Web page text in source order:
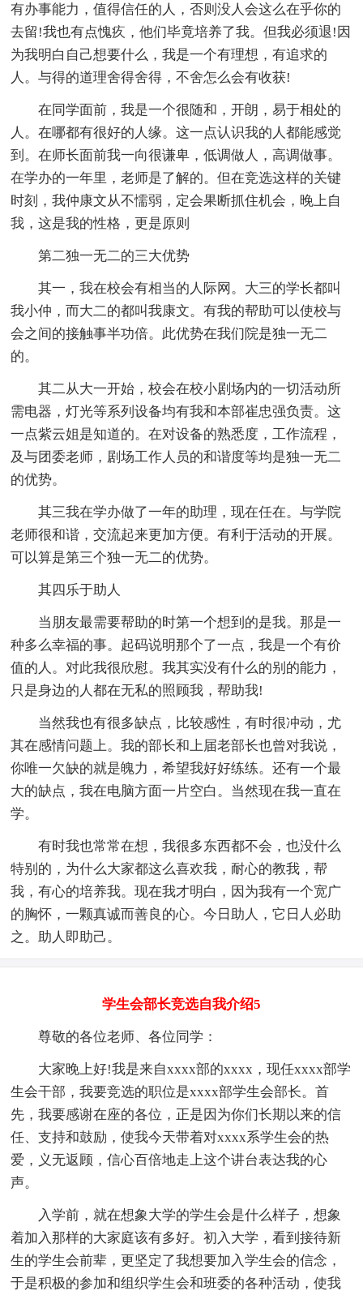
有办事能力，值得信任的人，否则没人会这么在乎你的
去留!我也有点愧疚，他们毕竟培养了我。但我必须退!因
为我明白自己想要什么，我是一个有理想，有追求的
人。与得的道理舍得舍得，不舍怎么会有收获!
在同学面前，我是一个很随和，开朗，易于相处的
人。在哪都有很好的人缘。这一点认识我的人都能感觉
到。在师长面前我一向很谦卑，低调做人，高调做事。
在学办的一年里，老师是了解的。但在竞选这样的关键
时刻，我仲康文从不懦弱，定会果断抓住机会，晚上自
我，这是我的性格，更是原则
第二独一无二的三大优势
其一，我在校会有相当的人际网。大三的学长都叫
我小仲，而大二的都叫我康文。有我的帮助可以使校与
会之间的接触事半功倍。此优势在我们院是独一无二
的。
其二从大一开始，校会在校小剧场内的一切活动所
需电器，灯光等系列设备均有我和本部崔忠强负责。这
一点紫云姐是知道的。在对设备的熟悉度，工作流程，
及与团委老师，剧场工作人员的和谐度等均是独一无二
的优势。
其三我在学办做了一年的助理，现在任在。与学院
老师很和谐，交流起来更加方便。有利于活动的开展。
可以算是第三个独一无二的优势。
其四乐于助人
当朋友最需要帮助的时第一个想到的是我。那是一
种多么幸福的事。起码说明那个了一点，我是一个有价
值的人。对此我很欣慰。我其实没有什么的别的能力，
只是身边的人都在无私的照顾我，帮助我!
当然我也有很多缺点，比较感性，有时很冲动，尤
其在感情问题上。我的部长和上届老部长也曾对我说，
你唯一欠缺的就是魄力，希望我好好练练。还有一个最
大的缺点，我在电脑方面一片空白。当然现在我一直在
学。
有时我也常常在想，我很多东西都不会，也没什么
特别的，为什么大家都这么喜欢我，耐心的教我，帮
我，有心的培养我。现在我才明白，因为我有一个宽广
的胸怀，一颗真诚而善良的心。今日助人，它日人必助
之。助人即助己。
学生会部长竞选自我介绍5
尊敬的各位老师、各位同学：
大家晚上好!我是来自xxxx部的xxxx，现任xxxx部学
生会干部，我要竞选的职位是xxxx部学生会部长。首
先，我要感谢在座的各位，正是因为你们长期以来的信
任、支持和鼓励，使我今天带着对xxxx系学生会的热
爱，义无返顾，信心百倍地走上这个讲台表达我的心
声。
入学前，就在想象大学的学生会是什么样子，想象
着加入那样的大家庭该有多好。初入大学，看到接待新
生的学生会前辈，更坚定了我想要加入学生会的信念，
于是积极的参加和组织学生会和班委的各种活动，使我